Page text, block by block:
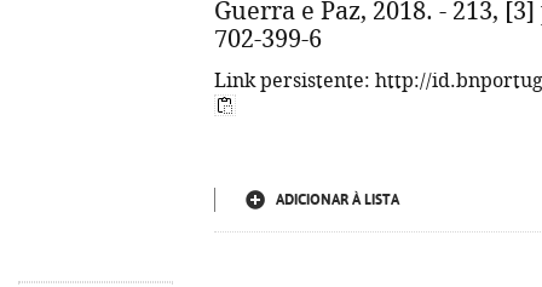
Guerra e Paz, 2018. - 213,
702-399-6
Link persistente: http://
ADICIONAR À LISTA